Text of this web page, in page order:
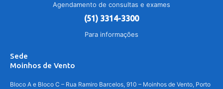
Agendamento de consultas e exames
(51) 3314-3300
Para informações
Sede
Moinhos de Vento
Bloco A e Bloco C – Rua Ramiro Barcelos, 910 – Moinhos de Vento, Porto